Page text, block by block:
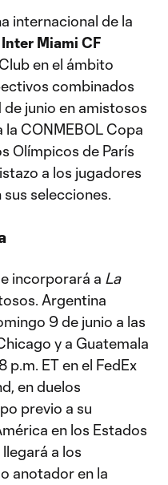
internacional de la
Inter Miami CF
en el ámbito
combinados
de junio en amistosos
CONMEBOL Copa
Olímpicos de París
a los jugadores
selecciones.
incorporará a La
Argentina
9 de junio a las
y a Guatemala
p.m. ET en el FedEx
en duelos
previo a su
en los Estados
a los
anotador en la